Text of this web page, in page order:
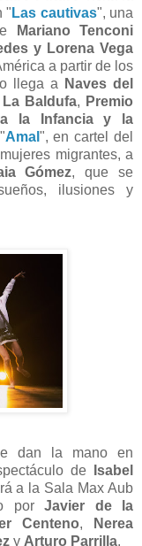
" Las cautivas", una
Mariano Tenconi
y Lorena Vega
a partir de los
llega a Naves del
La Baldufa, Premio
la Infancia y la
Amal ", en cartel del
migrantes, a
Gómez, que se
ilusiones y
dan la mano en
de
Isabel
a la Sala Max Aub
por Javier de la
Centeno,
Nerea
y Arturo Parrilla.